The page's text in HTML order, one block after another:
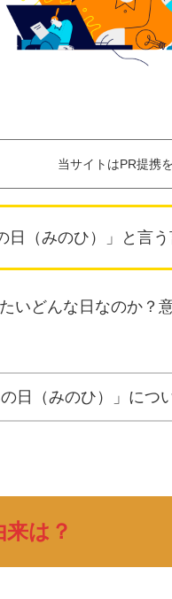
当サイトはPR提携
（みのひ）」と言
いどんな日なのか？
日（みのひ）」につ
来は？